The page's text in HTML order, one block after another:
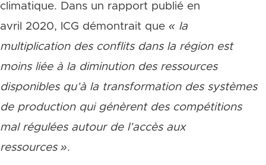
climatique. Dans un rapport publié en
avril 2020, ICG démontrait que « la
multiplication des conflits dans la région est
moins liée à la diminution des ressources
disponibles qu’à la transformation des systèmes
de production qui génèrent des compétitions
mal régulées autour de l’accès aux
ressources ».